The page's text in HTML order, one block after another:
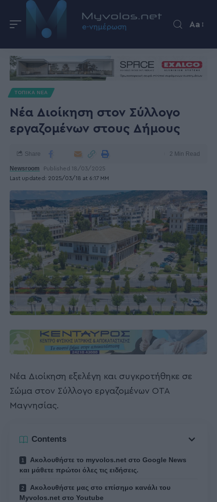
Aa
ΤΟΠΙΚΑ ΝΕΑ
Νέα Διοίκηση στον Σύλλογο
εργαζομένων στους Δήμους
Last updated: 2025/03/18 at 6:17 ΜΜ
Newsroom Published 18/03/2025
Share 2 Min Read
Νέα Διοίκηση εξελέγη και συγκροτήθηκε σε
Σώμα στον Σύλλογο εργαζομένων ΟΤΑ
Μαγνησίας.
Contents
Ακολουθήστε το myvolos.net στο Google News
και μάθετε πρώτοι όλες τις ειδήσεις.
Ακολουθήστε μας στο επίσημο κανάλι του
Myvolos.net στο Youtube